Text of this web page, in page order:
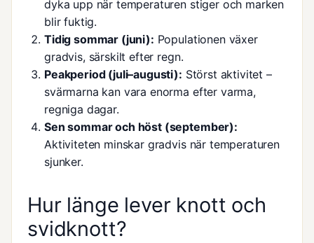
dyka upp när temperaturen stiger och marken
blir fuktig.
Tidig sommar (juni): Populationen växer
gradvis, särskilt efter regn.
Peakperiod (juli–augusti): Störst aktivitet –
svärmarna kan vara enorma efter varma,
regniga dagar.
Sen sommar och höst (september):
Aktiviteten minskar gradvis när temperaturen
sjunker.
Hur länge lever knott och
svidknott?